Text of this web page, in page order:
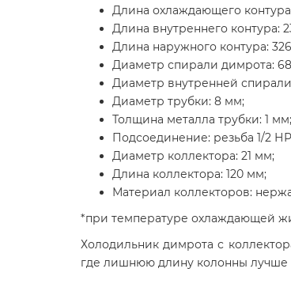
Длина охлаждающего
Длина внутреннего контура:
Длина наружного контура:
Диаметр спирали димрота:
Диаметр внутренней
Диаметр трубки: 8 мм;
Толщина металла трубки: 1 мм;
Подсоединение: резьба 1/2
Диаметр коллектора: 21 мм;
Длина коллектора: 120 мм;
Материал коллекторов:
*при температуре охлаждающей
Холодильник димрота с
где лишнюю длину колонны лучше